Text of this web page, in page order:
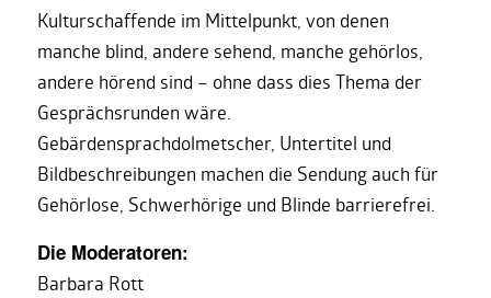
Kulturschaffende im Mittelpunkt, von denen
manche blind, andere sehend, manche gehörlos,
andere hörend sind – ohne dass dies Thema der
Gesprächsrunden wäre.
Gebärdensprachdolmetscher, Untertitel und
Bildbeschreibungen machen die Sendung auch für
Gehörlose, Schwerhörige und Blinde barrierefrei.
Die Moderatoren:
Barbara Rott